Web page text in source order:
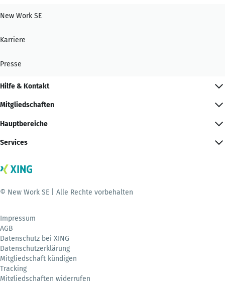
New Work SE
Karriere
Presse
Hilfe & Kontakt
Mitgliedschaften
Hauptbereiche
Services
© New Work SE | Alle Rechte vorbehalten
Impressum
AGB
Datenschutz bei XING
Datenschutzerklärung
Mitgliedschaft kündigen
Tracking
Mitgliedschaften widerrufen